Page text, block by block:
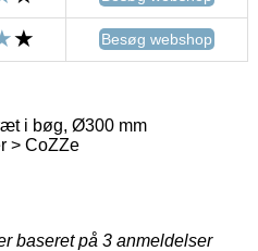
Besøg webshop
i bøg, Ø300 mm
> CoZZe
baseret på 3 anmeldelser